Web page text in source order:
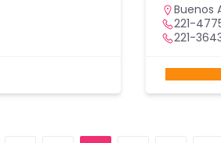
Buenos
221-
221-